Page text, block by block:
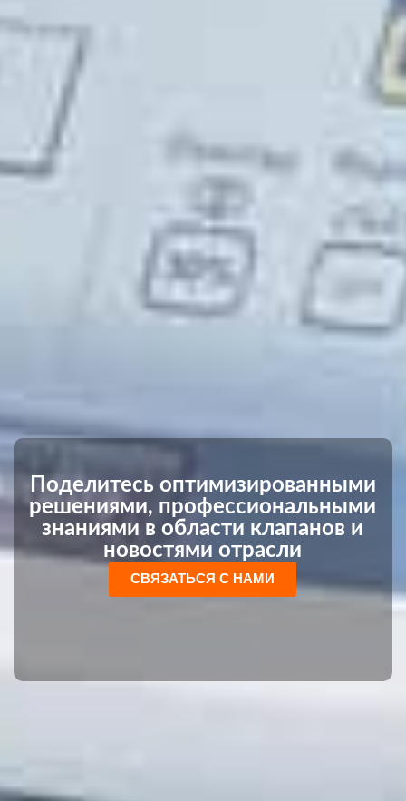
Поделитесь оптимизированными
решениями, профессиональными
знаниями в области клапанов и
новостями отрасли
СВЯЗАТЬСЯ С НАМИ